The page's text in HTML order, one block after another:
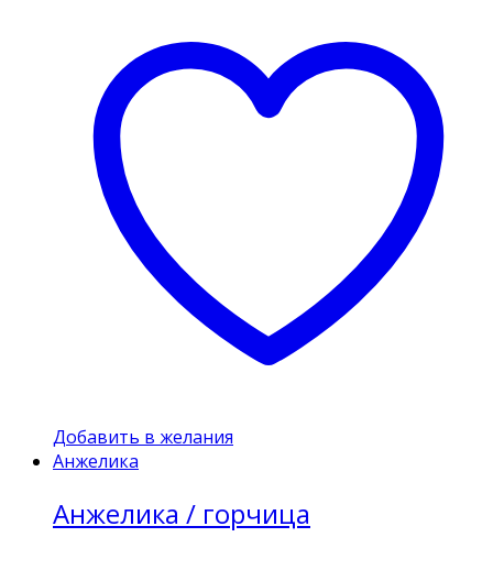
Добавить в желания
Анжелика
Анжелика / горчица